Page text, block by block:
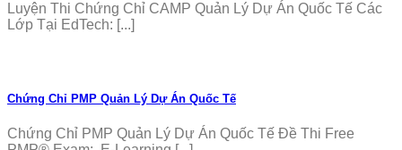
Luyện Thi Chứng Chỉ CAMP Quản Lý Dự Án Quốc Tế Các
Lớp Tại EdTech: [...]
Chứng Chỉ PMP Quản Lý Dự Án Quốc Tế
Chứng Chỉ PMP Quản Lý Dự Án Quốc Tế Đề Thi Free